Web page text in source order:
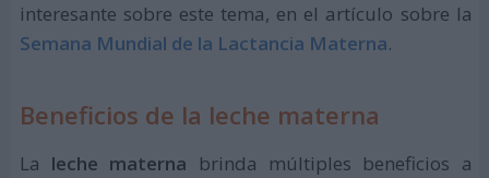
interesante sobre este tema, en el artículo sobre la
Semana Mundial de la Lactancia Materna.
Beneficios de la leche materna
La leche materna brinda múltiples beneficios a